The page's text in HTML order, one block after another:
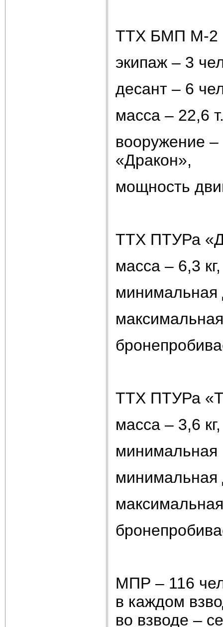
ТТХ БМП М-2
экипаж – 3
десант – 6
масса – 22,6
вооружение
«Дракон»,
мощность
ТТХ ПТУРа
масса – 6,3 кг,
минимальная
ТТХ ПТУРа
масса – 3,6 кг,
минимальная
минимальная
МПР – 116
в каждом
во взводе –